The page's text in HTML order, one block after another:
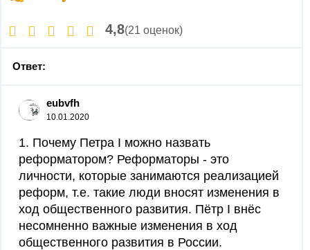
4,8(21 оценок)
Ответ:
eubvfh
10.01.2020
1. Почему Петра I можно назвать
реформатором? Реформаторы - это
личности, которые занимаются реализацией
реформ, т.е. такие люди вносят изменения в
ход общественного развития. Пётр I внёс
несомненно важные изменения в ход
общественного развития в России.